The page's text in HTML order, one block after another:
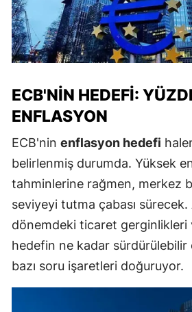
ECB'NIN HEDEFI:
ENFLASYON
ECB'nin enflasyon hedefi
belirlenmiş durumda. Yüksek
tahminlerine rağmen, merkez
seviyeyi tutma çabası
dönemdeki ticaret gerginlikleri
hedefin ne kadar sürdürülebilir
bazı soru işaretleri doğuruyor.